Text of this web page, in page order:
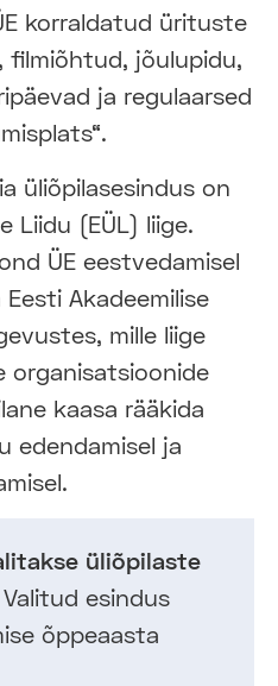
korraldatud ürituste
filmiõhtud, jõulupidu,
ja regulaarsed
üliõpilasesindus on
Liidu (EÜL) liige.
ÜE eestvedamisel
Akadeemilise
mille liige
organisatsioonide
kaasa rääkida
edendamisel ja
üliõpilaste
Valitud esindus
õppeaasta